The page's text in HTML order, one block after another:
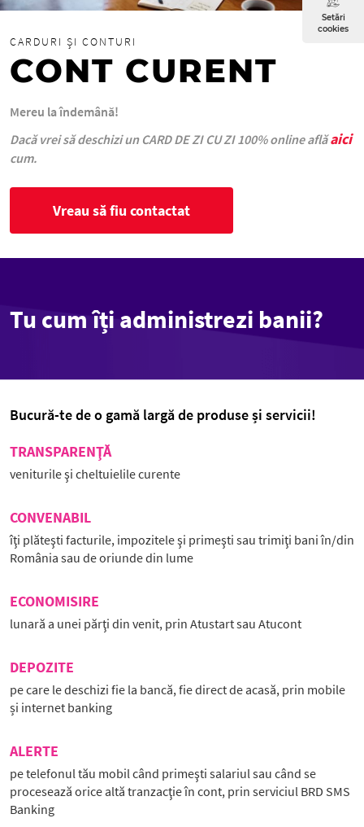
Setări
cookies
CARDURI ȘI CONTURI
CONT CURENT
Mereu la îndemână!
Dacă vrei să deschizi un CARD DE ZI CU ZI 100% online aflăaici
cum.
Vreau să fiu contactat
Tu cum îți administrezi banii?
Bucură-te de o gamă largă de produse și servicii!
TRANSPARENŢĂ
veniturile şi cheltuielile curente
CONVENABIL
îţi plăteşti facturile, impozitele şi primeşti sau trimiţi bani în/din
România sau de oriunde din lume
ECONOMISIRE
lunară a unei părţi din venit, prin Atustart sau Atucont
DEPOZITE
pe care le deschizi fie la bancă, fie direct de acasă, prin mobile
și internet banking
ALERTE
pe telefonul tău mobil când primeşti salariul sau când se
procesează orice altă tranzacţie în cont, prin serviciul BRD SMS
Banking